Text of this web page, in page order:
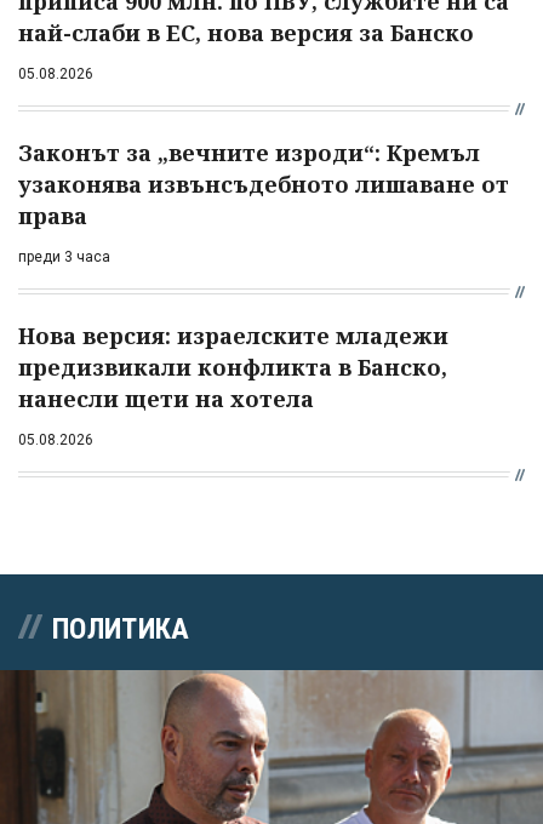
най-слаби в ЕС, нова версия за Банско
05.08.2026
Законът за „вечните изроди“: Кремъл
узаконява извънсъдебното лишаване от
права
преди 3 часа
Нова версия: израелските младежи
предизвикали конфликта в Банско,
нанесли щети на хотела
05.08.2026
ПОЛИТИКА